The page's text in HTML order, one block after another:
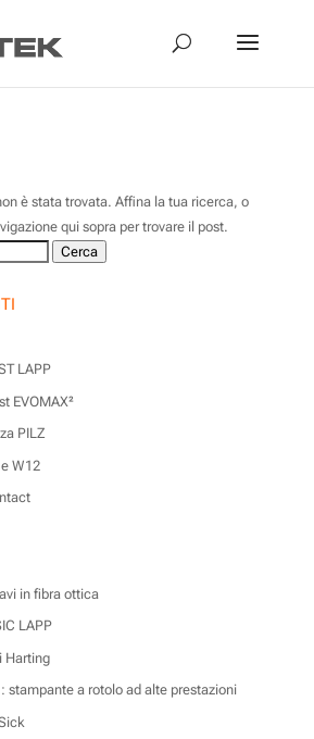
è stata trovata. Affina la tua ricerca, o
qui sopra per trovare il post.
Cerca
LAPP
EVOMAX²
PILZ
W12
in fibra ottica
LAPP
Harting
stampante a rotolo ad alte prestazioni